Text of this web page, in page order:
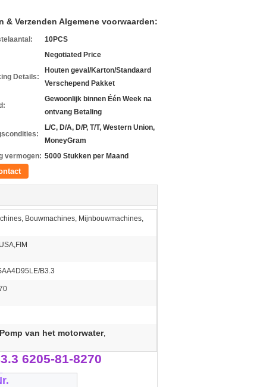
& Verzenden Algemene voorwaarden:
10PCS
Negotiated Price
Details:
Houten geval/Karton/Standaard
Verschepend Pakket
Gewoonlijk binnen Één Week na
ontvang Betaling
L/C, D/A, D/P, T/T, Western Union,
MoneyGram
vermogen: 5000 Stukken per Maand
Bouwmachines, Mijnbouwmachines,
B3.3
van het motorwater,
6205-81-8270